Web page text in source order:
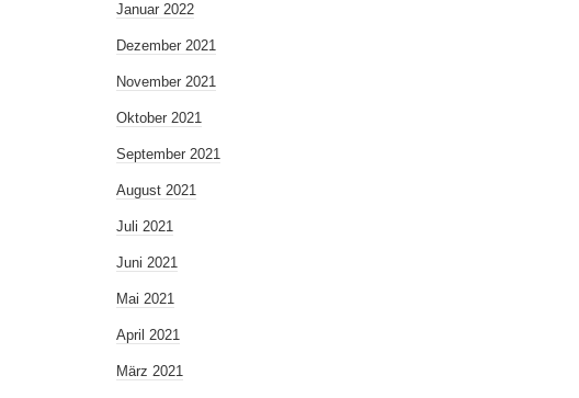
Januar 2022
Dezember 2021
November 2021
Oktober 2021
September 2021
August 2021
Juli 2021
Juni 2021
Mai 2021
April 2021
März 2021